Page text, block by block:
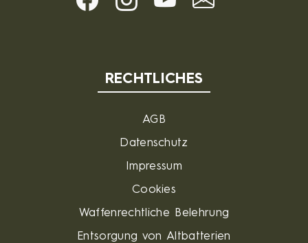
RECHTLICHES
AGB
Datenschutz
Impressum
Cookies
Waffenrechtliche Belehrung
Entsorgung von Altbatterien